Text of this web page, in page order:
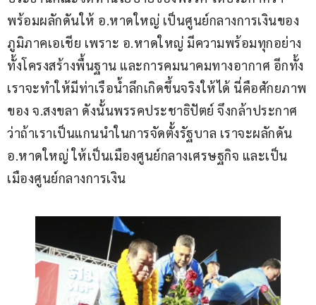
พร้อมผลักดันให้ อ.หาดใหญ่ เป็นศูนย์กลางการเงินของ
ภูมิภาคเอเชีย เพราะ อ.หาดใหญ่ มีความพร้อมทุกอย่าง
ทั้งโครงสร้างพื้นฐาน และการคมนาคมทางอากาศ อีกทั้ง
เราจะทำให้มีท่าเรือน้ำลึกเกิดขึ้นจริงให้ได้ นี่คือศักยภาพ
ของ จ.สงขลา ดังนั้นพรรคประชาธิปัตย์ จึงกล้าประกาศ
ว่าถ้าเราเป็นแกนนำในการจัดตั้งรัฐบาล เราจะผลักดัน
อ.หาดใหญ่ ให้เป็นเมืองศูนย์กลางเศรษฐกิจ และเป็น
เมืองศูนย์กลางการเงิน